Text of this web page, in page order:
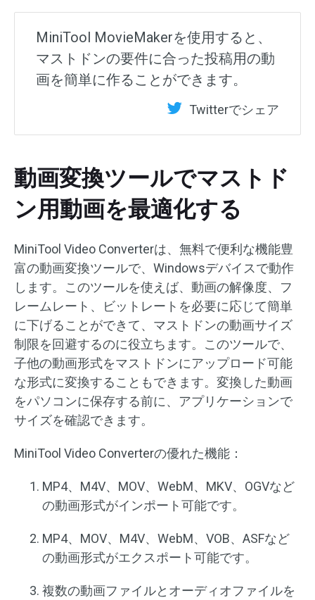
MiniTool MovieMakerを使用すると、
マストドンの要件に合った投稿用の動
画を簡単に作ることができます。
Twitterでシェア
動画変換ツールでマストド
ン用動画を最適化する
MiniTool Video Converterは、無料で便利な機能豊
富の動画変換ツールで、Windowsデバイスで動作
します。このツールを使えば、動画の解像度、フ
レームレート、ビットレートを必要に応じて簡単
に下げることができて、マストドンの動画サイズ
制限を回避するのに役立ちます。このツールで、
子他の動画形式をマストドンにアップロード可能
な形式に変換することもできます。変換した動画
をパソコンに保存する前に、アプリケーションで
サイズを確認できます。
MiniTool Video Converterの優れた機能：
MP4、M4V、MOV、WebM、MKV、OGVなど
の動画形式がインポート可能です。
MP4、MOV、M4V、WebM、VOB、ASFなど
の動画形式がエクスポート可能です。
複数の動画ファイルとオーディオファイルを